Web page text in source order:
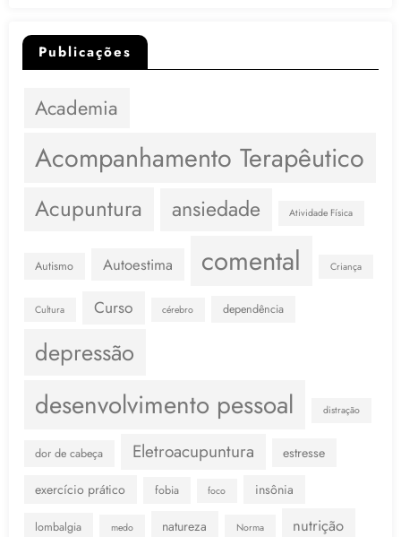
Publicações
Academia
Acompanhamento Terapêutico
Acupuntura ansiedade Atividade Física
Autismo Autoestima comental Criança
Cultura Curso cérebro dependência
depressão
desenvolvimento pessoal distração
dor de cabeça Eletroacupuntura estresse
exercício prático fobia foco insônia
lombalgia medo natureza Norma nutrição